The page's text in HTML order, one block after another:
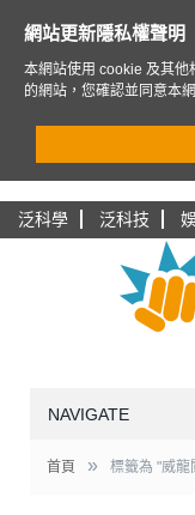
泛科學 泛科技
NAVIGATE
首頁 » 標籤為 "威龍
網站更新隱私權聲明
本網站使用 cookie 及其他
的網站，您確認並同意本